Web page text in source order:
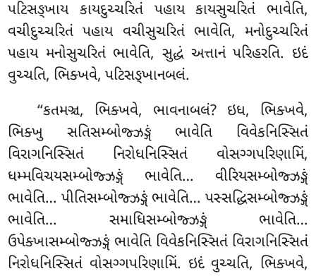
પટિસઙ્ખાય કાયદુચ્ચરિતં પહાય કાયસુચરિતં ભાવેતિ,
વચીદુચ્ચરિતં પહાય વચીસુચરિતં ભાવેતિ, મનોદુચ્ચરિતં
પહાય મનોસુચરિતં ભાવેતિ, સુદ્ધં અત્તાનં પરિહરતિ. ઇદં
વુચ્ચતિ, ભિક્ખવે, પટિસઙ્ખાનબલં.
‘‘કતમઞ્ચ, ભિક્ખવે, ભાવનાબલં? ઇધ, ભિક્ખવે,
ભિક્ખુ સતિસમ્બોજ્ઝઙ્ગં ભાવેતિ વિવેકનિસ્સિતં
વિરાગનિસ્સિતં નિરોધનિસ્સિતં વોસગ્ગપરિણામિં,
ધમ્મવિચયસમ્બોજ્ઝઙ્ગં ભાવેતિ… વીરિયસમ્બોજ્ઝઙ્ગં
ભાવેતિ… પીતિસમ્બોજ્ઝઙ્ગં ભાવેતિ… પસ્સદ્ધિસમ્બોજ્ઝઙ્ગં
ભાવેતિ… સમાધિસમ્બોજ્ઝઙ્ગં ભાવેતિ…
ઉપેક્ખાસમ્બોજ્ઝઙ્ગં ભાવેતિ વિવેકનિસ્સિતં વિરાગનિસ્સિતં
નિરોધનિસ્સિતં વોસગ્ગપરિણામિં. ઇદં વુચ્ચતિ, ભિક્ખવે,